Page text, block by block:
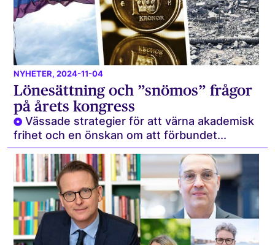
NYHETER, 2024-11-04
Löne­sättning och ”snömos” frågor
på årets kongress
Vässade strategier för att värna akademisk
frihet och en önskan om att förbundet...